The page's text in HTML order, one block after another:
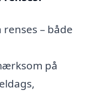
– både
på